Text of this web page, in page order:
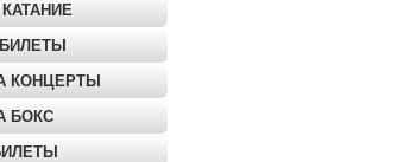
КОНЦЕРТЫ
БОКС